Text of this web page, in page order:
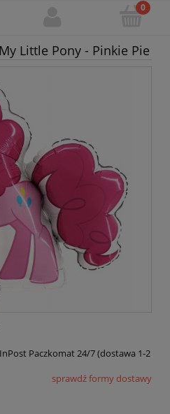
Little Pony - Pinkie Pie
Paczkomat 24/7 (dostawa 1-2
kosztów płatności
sprawdź formy dostawy